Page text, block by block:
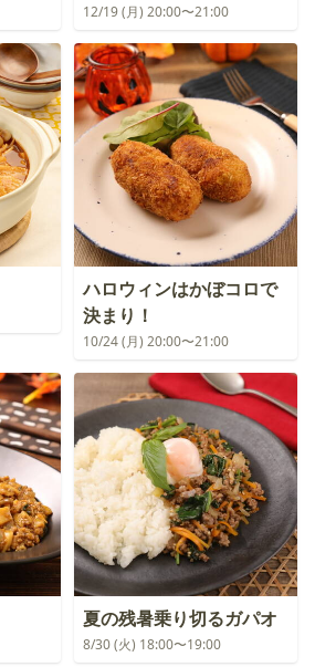
12/19 (月) 20:00〜21:00
ハロウィンはかぼコロで
決まり！
10/24 (月) 20:00〜21:00
夏の残暑乗り切るガパオ
8/30 (火) 18:00〜19:00